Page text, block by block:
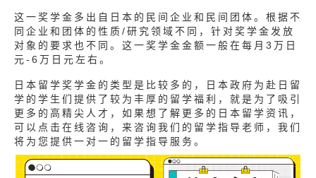
这一奖学金多出自日本的民间企业和民间团体。根据不
同企业和团体的性质/研究领域不同，针对奖学金发放
对象的要求也不同。这一奖学金金额一般在每月3万日
元-6万日元左右。
日本留学奖学金的类型是比较多的，日本政府为赴日留
学的学生们提供了较为丰厚的留学福利，就是为了吸引
更多的高精尖人才，如果想了解更多的日本留学资讯，
可以点击在线咨询，来咨询我们的留学指导老师，我们
将为您提供一对一的留学指导服务。